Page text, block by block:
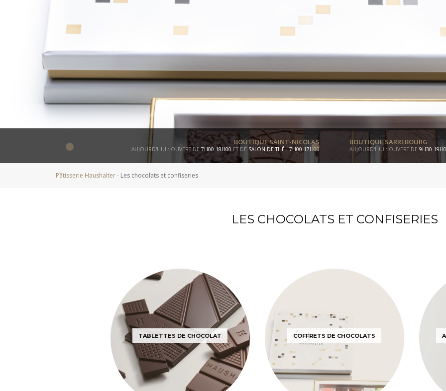
BOUTIQUE SAINT-NICOLAS
AUJOURD'HUI : OUVERT DE7H00-18H00 ET DE SALON DE THÉ : 7H00-17H00
BOUTIQUE SARREBOURG
AUJOURD'HUI : OUVERT DE 9H30-
Pâtisserie Haushalter- Les chocolats et confiseries
LES CHOCOLATS ET CONFISERIES
TABLETTES DE CHOCOLAT COFFRETS DE CHOCOLATS